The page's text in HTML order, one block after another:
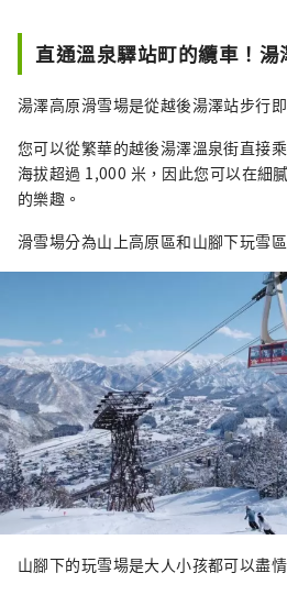
這種只有在這裡
愛。
在保留傳統的同
最先進的組合纜
Express”等設
融為一體適應時
此外，從 2022
成為全年開放的
Veranda
您可以在美麗的
中享受奢華的時
一年四季，每次
丸山。
直通溫泉驛站町的纜車！湯
湯澤高原滑雪場是從越後湯澤站步行
您可以從繁華的越後湯澤溫泉街直接
海拔超過 1,000 米，因此您可以在細
的樂趣。
滑雪場分為山上高原區和山腳下玩雪
山腳下的玩雪場是大人小孩都可以盡